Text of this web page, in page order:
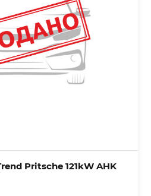
Pritsche 121kW AHK